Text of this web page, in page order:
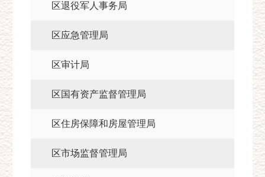
区退役军人事务局
区应急管理局
区审计局
区国有资产监督管理局
区住房保障和房屋管理局
区市场监督管理局